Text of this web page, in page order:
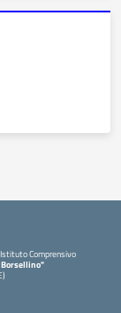
successiva
Comprensivo
Borsellino"